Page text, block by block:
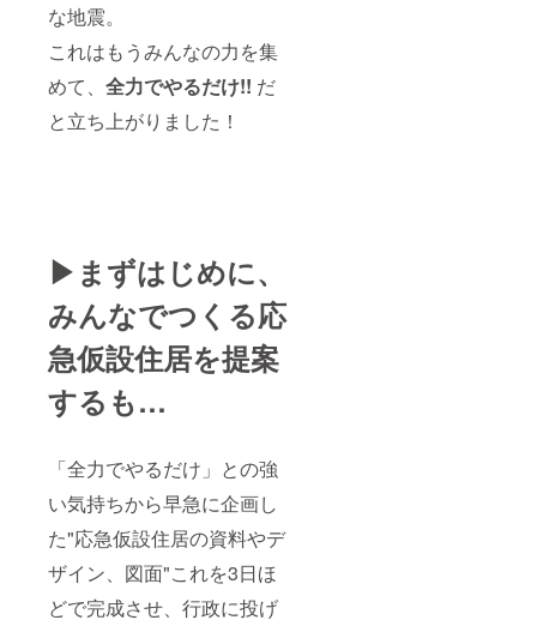
な地震。
これはもうみんなの力を集
めて、 全力でやるだけ!! だ
と立ち上がりました！
▶︎まずはじめに、
みんなでつくる応
急仮設住居を提案
するも…
「全力でやるだけ」との強
い気持ちから早急に企画し
た"応急仮設住居の資料やデ
ザイン、図面"これを3日ほ
どで完成させ、行政に投げ